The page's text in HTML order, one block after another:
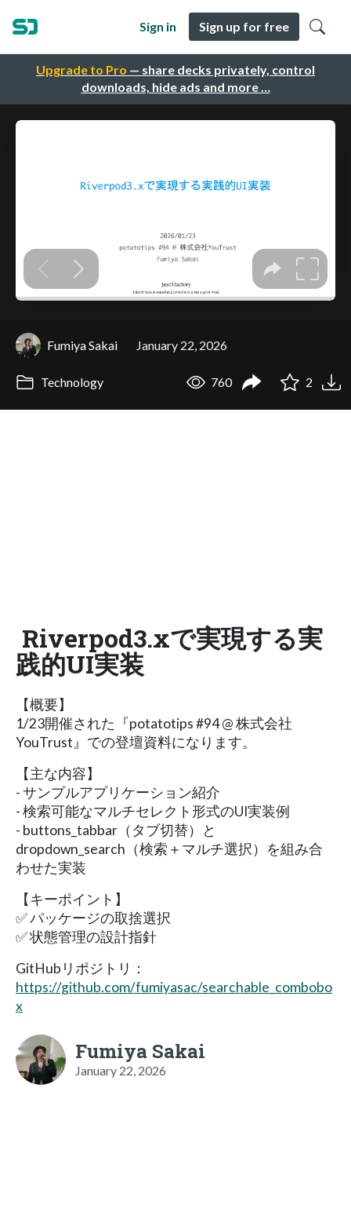
Upgrade to Pro — share decks privately, control
downloads, hide ads and more …
Sign in Sign up for free
Fumiya Sakai January 22, 2026
Technology 760 2
Riverpod3.xで実現する実
践的UI実装
【概要】
1/23開催された『potatotips #94 @ 株式会社
YouTrust』での登壇資料になります。
【主な内容】
- サンプルアプリケーション紹介
- 検索可能なマルチセレクト形式のUI実装例
- buttons_tabbar（タブ切替）と
dropdown_search（検索＋マルチ選択）を組み合
わせた実装
【キーポイント】
✅ パッケージの取捨選択
✅ 状態管理の設計指針
GitHubリポジトリ：
https://github.com/fumiyasac/searchable_combobo
x
Fumiya Sakai
January 22, 2026